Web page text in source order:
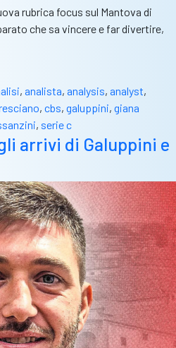
rubrica focus sul Mantova di
che sa vincere e far divertire,
, analista, analysis, analyst,
, cbs, galuppini, giana
, serie c
arrivi di Galuppini e